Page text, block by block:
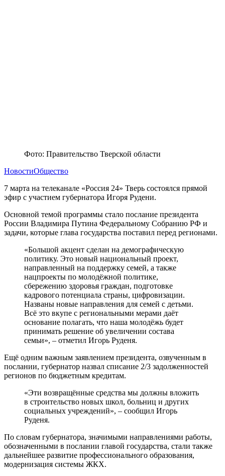
Фото: Правительство Тверской области
НовостиОбщество
7 марта на телеканале «Россия 24» Тверь состоялся прямой
эфир с участием губернатора Игоря Рудени.
Основной темой программы стало послание президента
России Владимира Путина Федеральному Собранию РФ и
задачи, которые глава государства поставил перед регионами.
«Большой акцент сделан на демографическую
политику. Это новый национальный проект,
направленный на поддержку семей, а также
нацпроекты по молодёжной политике,
сбережению здоровья граждан, подготовке
кадрового потенциала страны, цифровизации.
Названы новые направления для семей с детьми.
Всё это вкупе с региональными мерами даёт
основание полагать, что наша молодёжь будет
принимать решение об увеличении состава
семьи», – отметил Игорь Руденя.
Ещё одним важным заявлением президента, озвученным в
послании, губернатор назвал списание 2/3 задолженностей
регионов по бюджетным кредитам.
«Эти возвращённые средства мы должны вложить
в строительство новых школ, больниц и других
социальных учреждений», – сообщил Игорь
Руденя.
По словам губернатора, значимыми направлениями работы,
обозначенными в послании главой государства, стали также
дальнейшее развитие профессионального образования,
модернизация системы ЖКХ.